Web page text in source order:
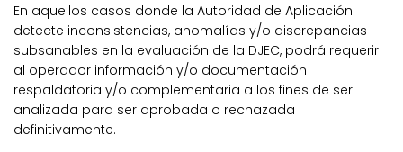
En aquellos casos donde la Autoridad de Aplicación
detecte inconsistencias, anomalías y/o discrepancias
subsanables en la evaluación de la DJEC, podrá requerir
al operador información y/o documentación
respaldatoria y/o complementaria a los fines de ser
analizada para ser aprobada o rechazada
definitivamente.